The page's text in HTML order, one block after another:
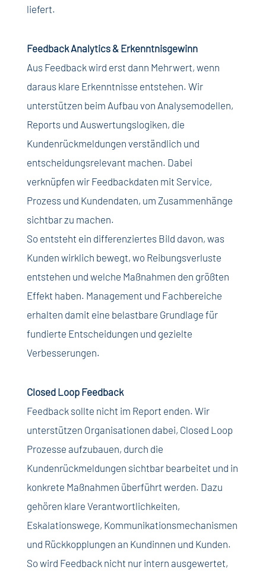
liefert.
Feedback Analytics & Erkenntnisgewinn
Aus Feedback wird erst dann Mehrwert, wenn
daraus klare Erkenntnisse entstehen. Wir
unterstützen beim Aufbau von Analysemodellen,
Reports und Auswertungslogiken, die
Kundenrückmeldungen verständlich und
entscheidungsrelevant machen. Dabei
verknüpfen wir Feedbackdaten mit Service,
Prozess und Kundendaten, um Zusammenhänge
sichtbar zu machen.
So entsteht ein differenziertes Bild davon, was
Kunden wirklich bewegt, wo Reibungsverluste
entstehen und welche Maßnahmen den größten
Effekt haben. Management und Fachbereiche
erhalten damit eine belastbare Grundlage für
fundierte Entscheidungen und gezielte
Verbesserungen.
Closed Loop Feedback
Feedback sollte nicht im Report enden. Wir
unterstützen Organisationen dabei, Closed Loop
Prozesse aufzubauen, durch die
Kundenrückmeldungen sichtbar bearbeitet und in
konkrete Maßnahmen überführt werden. Dazu
gehören klare Verantwortlichkeiten,
Eskalationswege, Kommunikationsmechanismen
und Rückkopplungen an Kundinnen und Kunden.
So wird Feedback nicht nur intern ausgewertet,